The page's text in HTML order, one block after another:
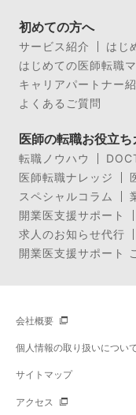
初めての方へ
サービス紹介
はじ
はじめての医師転職
キャリアパートナー
よくあるご質問
医師の転職お役立ち
転職ノウハウ
医師転職ナレッジ
スペシャルコラム
開業医支援サポート
求人のお知らせ代行
開業医支援サポート
会社概要
個人情報の取り扱いについ
サイトマップ
アクセス